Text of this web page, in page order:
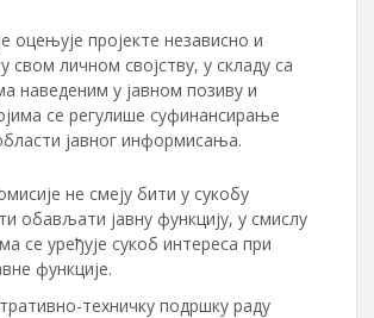
оцењује пројекте независно и
свом личном својству, у складу са
наведеним у јавном позиву и
се регулише суфинансирање
јавног информисања.
не смеју бити у сукобу
обављати јавну функцију, у смислу
се уређује сукоб интереса при
функције.
техничку подршку раду